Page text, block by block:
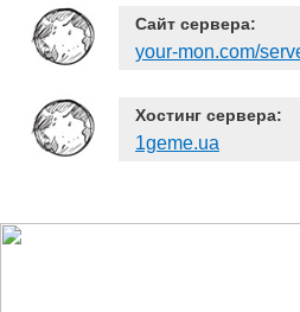
Сайт сервера:
your-mon.com/
Хостинг сервера:
1geme.ua